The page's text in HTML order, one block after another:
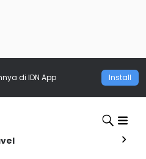
di IDN App Install